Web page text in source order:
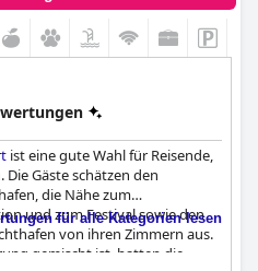
ist eine gute Wahl für Reisende,
Gäste schätzen den
die Nähe zum
und zum Festival sowie den
von ihren Zimmern aus.
gemischt ist, hatten die
für alle Kategorien lesen